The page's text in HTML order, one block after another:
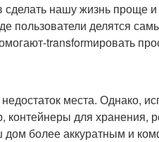
нашу жизнь проще
пользователи делятся
transformировать
места. Однако,
контейнеры для хранения,
дом более аккуратным и